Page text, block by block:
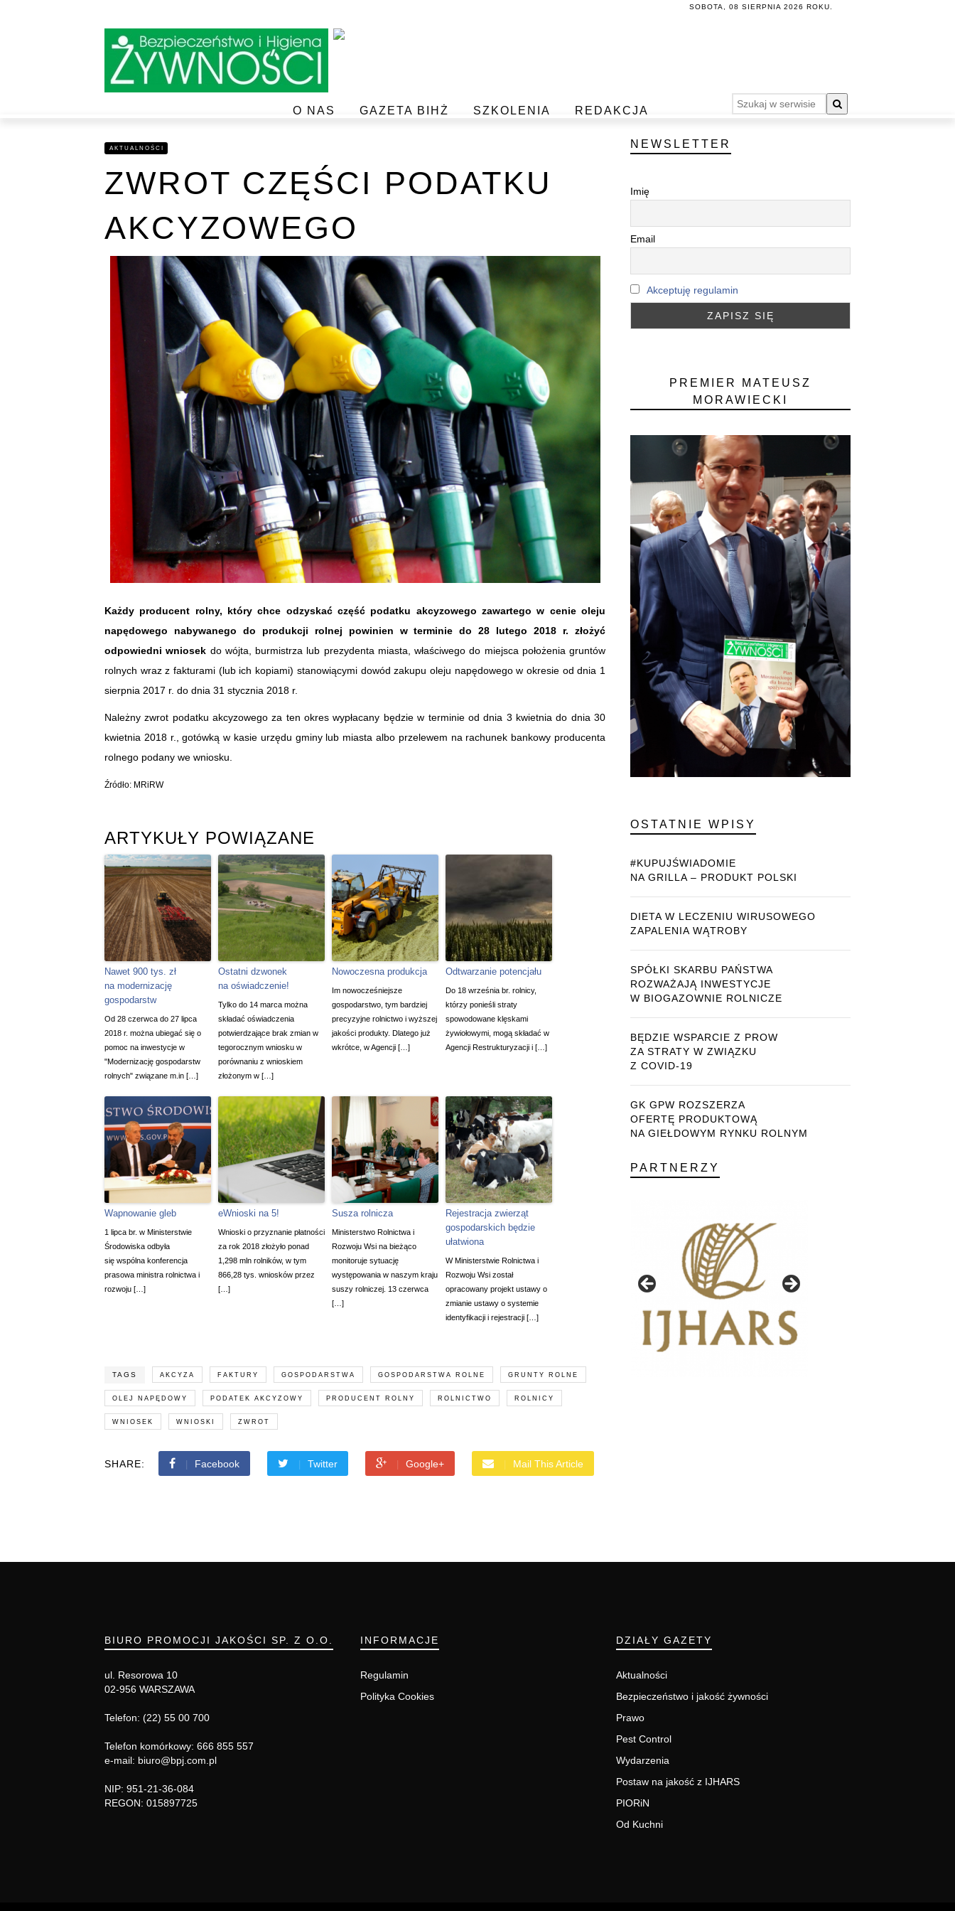
SOBOTA, 08 SIERPNIA 2026 ROKU.
O NAS GAZETA BIHŻ SZKOLENIA REDAKCJA
AKTUALNOŚCI
ZWROT CZĘŚCI PODATKU
AKCYZOWEGO
Każdy producent rolny, który chce odzyskać część podatku akcyzowego zawartego w cenie oleju
napędowego nabywanego do produkcji rolnej powinien w terminie do 28 lutego 2018 r. złożyć
odpowiedni wniosek do wójta, burmistrza lub prezydenta miasta, właściwego do miejsca położenia gruntów
rolnych wraz z fakturami (lub ich kopiami) stanowiącymi dowód zakupu oleju napędowego w okresie od dnia 1
sierpnia 2017 r. do dnia 31 stycznia 2018 r.
Należny zwrot podatku akcyzowego za ten okres wypłacany będzie w terminie od dnia 3 kwietnia do dnia 30
kwietnia 2018 r., gotówką w kasie urzędu gminy lub miasta albo przelewem na rachunek bankowy producenta
rolnego podany we wniosku.
Źródło: MRiRW
ARTYKUŁY POWIĄZANE
Nawet 900 tys. zł
na modernizację
gospodarstw
Od 28 czerwca do 27 lipca
2018 r. można ubiegać się o
pomoc na inwestycje w
"Modernizację gospodarstw
rolnych" związane m.in […]
Ostatni dzwonek
na oświadczenie!
Tylko do 14 marca można
składać oświadczenia
potwierdzające brak zmian w
tegorocznym wniosku w
porównaniu z wnioskiem
złożonym w […]
Nowoczesna produkcja
Im nowocześniejsze
gospodarstwo, tym bardziej
precyzyjne rolnictwo i wyższej
jakości produkty. Dlatego już
wkrótce, w Agencji […]
Odtwarzanie potencjału
Do 18 września br. rolnicy,
którzy ponieśli straty
spowodowane klęskami
żywiołowymi, mogą składać w
Agencji Restrukturyzacji i […]
Wapnowanie gleb
1 lipca br. w Ministerstwie
Środowiska odbyła
się wspólna konferencja
prasowa ministra rolnictwa i
rozwoju […]
eWnioski na 5!
Wnioski o przyznanie płatności
za rok 2018 złożyło ponad
1,298 mln rolników, w tym
866,28 tys. wniosków przez
[…]
Susza rolnicza
Ministerstwo Rolnictwa i
Rozwoju Wsi na bieżąco
monitoruje sytuację
występowania w naszym kraju
suszy rolniczej. 13 czerwca
[…]
Rejestracja zwierząt
gospodarskich będzie
ułatwiona
W Ministerstwie Rolnictwa i
Rozwoju Wsi został
opracowany projekt ustawy o
zmianie ustawy o systemie
identyfikacji i rejestracji […]
TAGS AKCYZA FAKTURY GOSPODARSTWA GOSPODARSTWA ROLNE GRUNTY ROLNE
OLEJ NAPĘDOWY PODATEK AKCYZOWY PRODUCENT ROLNY ROLNICTWO ROLNICY
WNIOSEK WNIOSKI ZWROT
SHARE: Facebook Twitter Google+ Mail This Article
NEWSLETTER
Imię
Email
Akceptuję regulamin
PREMIER MATEUSZ
MORAWIECKI
OSTATNIE WPISY
#KUPUJŚWIADOMIE
NA GRILLA – PRODUKT POLSKI
DIETA W LECZENIU WIRUSOWEGO
ZAPALENIA WĄTROBY
SPÓŁKI SKARBU PAŃSTWA
ROZWAŻAJĄ INWESTYCJE
W BIOGAZOWNIE ROLNICZE
BĘDZIE WSPARCIE Z PROW
ZA STRATY W ZWIĄZKU
Z COVID-19
GK GPW ROZSZERZA
OFERTĘ PRODUKTOWĄ
NA GIEŁDOWYM RYNKU ROLNYM
PARTNERZY
BIURO PROMOCJI JAKOŚCI SP. Z O.O.
ul. Resorowa 10
02-956 WARSZAWA
Telefon: (22) 55 00 700
Telefon komórkowy: 666 855 557
e-mail: biuro@bpj.com.pl
NIP: 951-21-36-084
REGON: 015897725
INFORMACJE
Regulamin
Polityka Cookies
DZIAŁY GAZETY
Aktualności
Bezpieczeństwo i jakość żywności
Prawo
Pest Control
Wydarzenia
Postaw na jakość z IJHARS
PIORiN
Od Kuchni